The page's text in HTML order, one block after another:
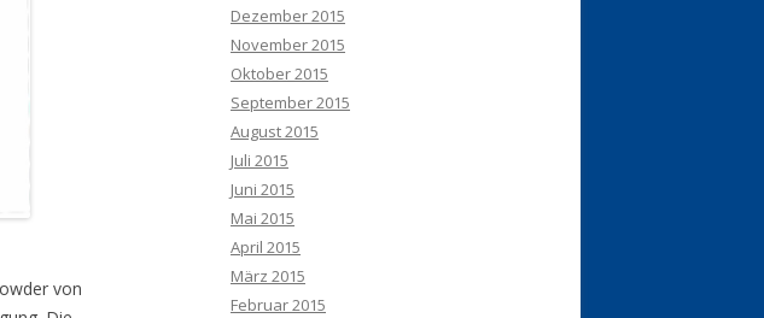
von
Dezember 2015
November 2015
Oktober 2015
September 2015
August 2015
Juli 2015
Juni 2015
Mai 2015
April 2015
März 2015
Februar 2015